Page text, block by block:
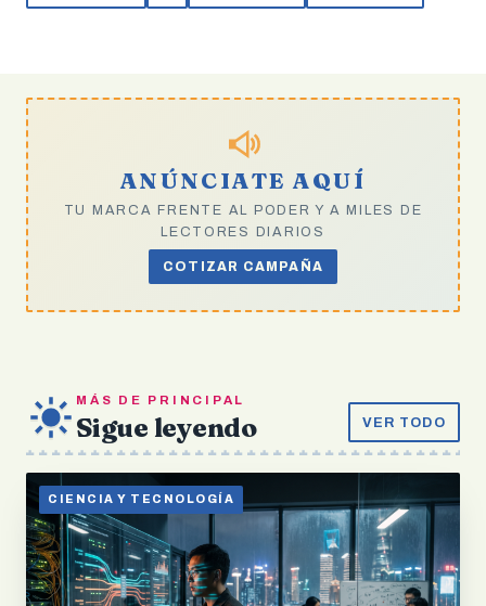
ANÚNCIATE AQUÍ
TU MARCA FRENTE AL PODER Y A MILES DE
LECTORES DIARIOS
COTIZAR CAMPAÑA
MÁS DE PRINCIPAL
Sigue leyendo VER TODO
CIENCIA Y TECNOLOGÍA